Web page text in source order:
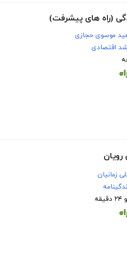
(راه های پیشرفت)
موسوی حجازی
اقتصادی
زمانیان